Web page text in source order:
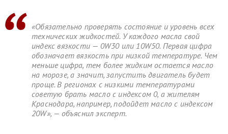
«Обязательно проверять состояние и уровень всех
технических жидкостей. У каждого масла свой
индекс вязкости — 0W30 или 10W50. Первая цифра
обозначает вязкость при низкой температуре. Чем
меньше цифра, тем более жидким остается масло
на морозе, а значит, запустить двигатель будет
проще. В регионах с низкими температурами
советую брать масло с индексом 0, а жителям
Краснодара, например, подойдет масло с индексом
20W», — объяснил эксперт.